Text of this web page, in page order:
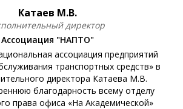
Катаев М.В.
директор
Ассоциация "НАПТО"
ассоциация предприятий
транспортных средств» в
директора Катаева М.В.
благодарность всему отделу
права офиса «На Академической»